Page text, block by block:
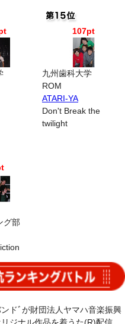
107pt
九州歯科大学
ROM
ATARI-YA
Don't Break the
twilight
グ部
ドﾞが財団法人ヤマハ音楽振興
ジナル作品を着うた(R)配信